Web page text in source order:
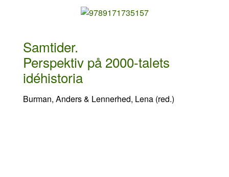
Samtider.
Perspektiv på 2000-talets
idéhistoria
Burman, Anders & Lennerhed, Lena (red.)